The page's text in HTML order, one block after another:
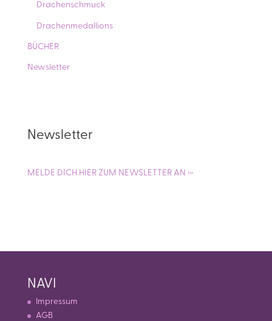
Drachenschmuck
Drachenmedallions
BÜCHER
Newsletter
Newsletter
MELDE DICH HIER ZUM NEWSLETTER AN ›››
NAVI
Impressum
AGB